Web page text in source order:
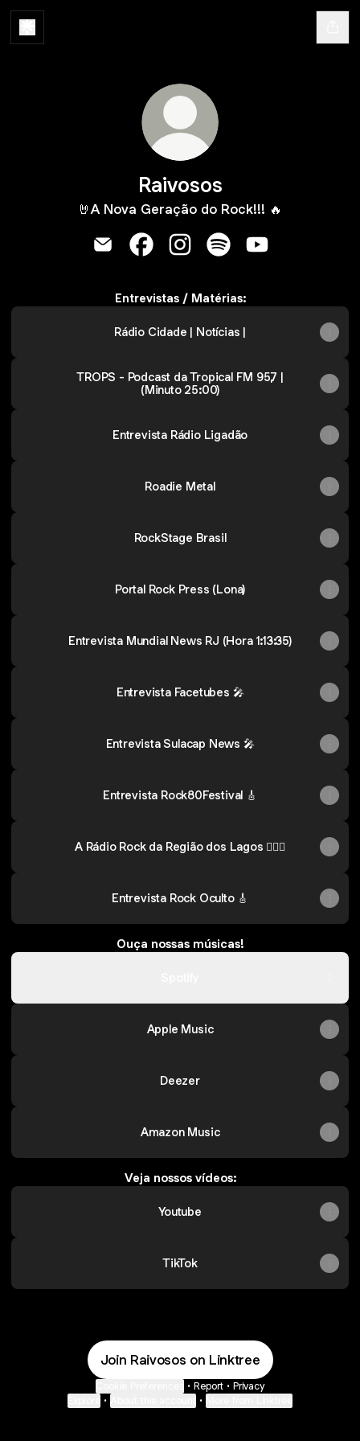
Raivosos
🤘A Nova Geração do Rock!!! 🔥
Entrevistas / Matérias:
Rádio Cidade | Notícias |
TROPS - Podcast da Tropical FM 95,7 |
(Minuto 25:00)
Entrevista Rádio Ligadão
Roadie Metal
RockStage Brasil
Portal Rock Press (Lona)
Entrevista Mundial News RJ (Hora 1:13:35)
Entrevista Facetubes 🎤
Entrevista Sulacap News 🎤
Entrevista Rock80Festival 🎸
A Rádio Rock da Região dos Lagos 🏄🏻‍♂️
Entrevista Rock Oculto 🎸
Ouça nossas músicas!
Apple Music
Deezer
Amazon Music
Veja nossos vídeos:
Youtube
TikTok
Join Raivosos on Linktree
• Report • Privacy
• •